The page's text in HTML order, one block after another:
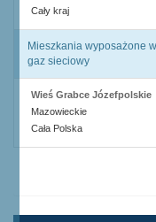
Cały kraj
Mieszkania wyposażone
gaz sieciowy
Wieś Grabce Józefpolskie
Mazowieckie
Cała Polska